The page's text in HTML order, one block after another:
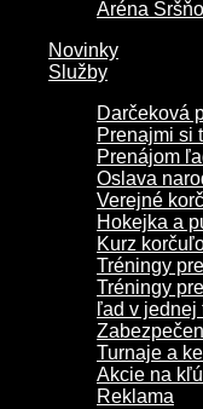
Aréna
Novinky
Služby
Darčeková
Prenajmi si
Prenájom
Oslava
Verejné
Hokejka a
Kurz
Tréningy
Tréningy
ľad v jednej
Turnaje a
Akcie na
Reklama